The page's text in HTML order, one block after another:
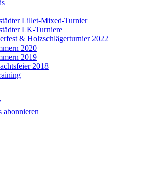
Lillet-Mixed-Turnier
LK-Turniere
& Holzschlägerturnier 2022
2020
2019
2018
abonnieren